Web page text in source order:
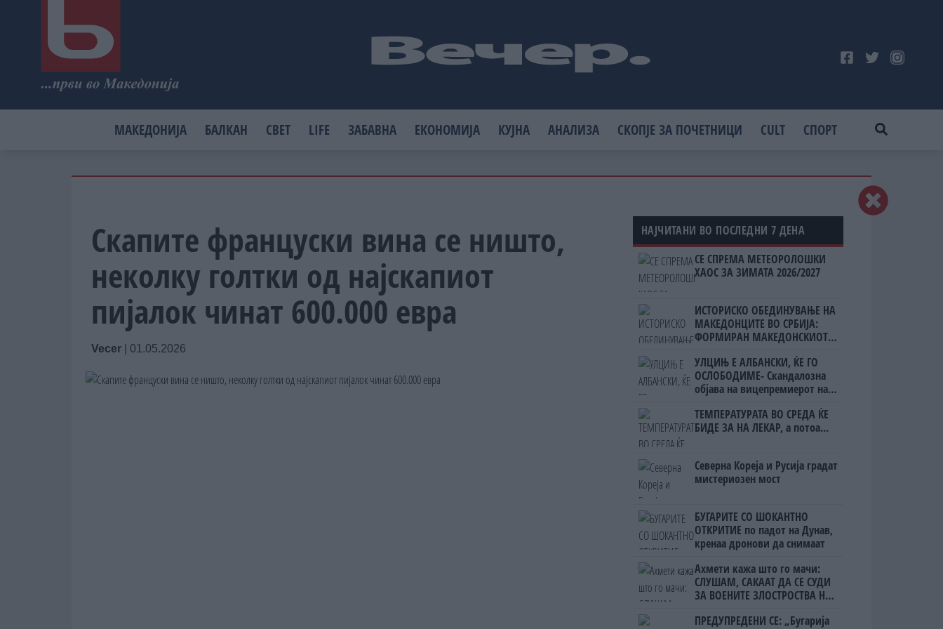
МАКЕДОНИЈА БАЛКАН СВЕТ LIFE ЗАБАВНА ЕКОНОМИЈА КУЈНА АНАЛИЗА СКОПЈЕ ЗА ПОЧЕТНИЦИ CULT СПОРТ
Скапите француски вина се ништо,
неколку голтки од најскапиот
пијалок чинат 600.000 евра
Vecer 01.05.2026
НАЈЧИТАНИ ВО ПОСЛЕДНИ 7 ДЕНА
СЕ СПРЕМА МЕТЕОРОЛОШКИ
ХАОС ЗА ЗИМАТА 2026/2027
ИСТОРИСКО ОБЕДИНУВАЊЕ НА
МАКЕДОНЦИТЕ ВО СРБИЈА:
ФОРМИРАН МАКЕДОНСКИОТ
УЛЦИЊ Е АЛБАНСКИ, ЌЕ ГО
ОСЛОБОДИМЕ- Скандалозна
објава на вицепремиерот на
ТЕМПЕРАТУРАТА ВО СРЕДА ЌЕ
БИДЕ ЗА НА ЛЕКАР, а потоа...
Северна Кореја и Русија градат
мистериозен мост
БУГАРИТЕ СО ШОКАНТНО
ОТКРИТИЕ по падот на Дунав,
кренаа дронови да снимаат
Ахмети кажа што го мачи:
СЛУШАМ, САКААТ ДА СЕ СУДИ
ЗА ВОЕНИТЕ ЗЛОСТРОСТВА НА
ПРЕДУПРЕДЕНИ СЕ: „Бугарија